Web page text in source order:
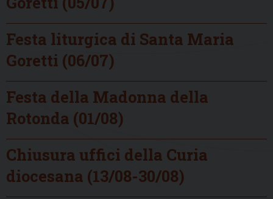
Festa liturgica di Santa Maria
Goretti (06/07)
Festa della Madonna della
Rotonda (01/08)
Chiusura uffici della Curia
diocesana (13/08-30/08)